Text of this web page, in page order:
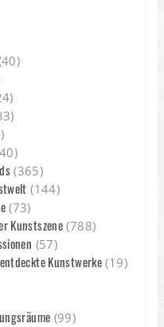
(365)
(144)
(73)
Kunstszene (788)
(57)
Kunstwerke(19)
(99)